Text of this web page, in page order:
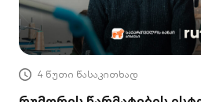
4 წუთი წასაკითხად